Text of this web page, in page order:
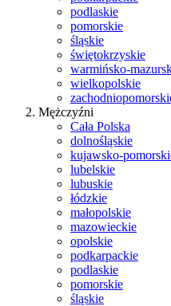
podlaskie
pomorskie
śląskie
świętokrzyskie
warmińsko-
wielkopolskie
Mężczyźni
Cała Polska
dolnośląskie
kujawsko-
lubelskie
lubuskie
łódzkie
małopolskie
mazowieckie
opolskie
podkarpackie
podlaskie
pomorskie
śląskie